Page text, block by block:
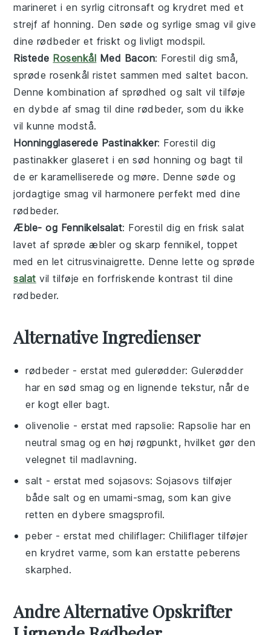
marineret i en syrligcitronsaft og krydret med et
strejf afhonning. Den søde og syrlige smag vil give
dine rødbeder et friskt og livligt modspil.
Ristede Rosenkål Med Bacon: Forestil dig små,
sprøde rosenkål ristet sammen med saltet bacon.
Denne kombination af sprødhed og salt vil tilføje
en dybde af smag til dinerødbeder, som du ikke
vil kunne modstå.
Honningglaserede Pastinakker: Forestil dig
pastinakker glaseret i en sødhonning og bagt til
de er karamelliserede og møre. Denne søde og
jordagtige smag vil harmonere perfekt med dine
rødbeder.
Æble- og Fennikelsalat: Forestil dig en frisksalat
lavet af sprødeæbler og skarp fennikel, toppet
med en let citrusvinaigrette. Denne lette og sprøde
salat vil tilføje en forfriskende kontrast til dine
rødbeder.
Alternative Ingredienser
rødbeder - erstat medgulerødder: Gulerødder
har en sød smag og en lignende tekstur, når de
er kogt eller bagt.
olivenolie - erstat medrapsolie: Rapsolie har en
neutral smag og en høj røgpunkt, hvilket gør den
velegnet til madlavning.
salt - erstat medsojasovs: Sojasovs tilføjer
både salt og en umami-smag, som kan give
retten en dybere smagsprofil.
peber - erstat med chiliflager: Chiliflager tilføjer
en krydret varme, som kan erstatte peberens
skarphed.
Andre Alternative Opskrifter